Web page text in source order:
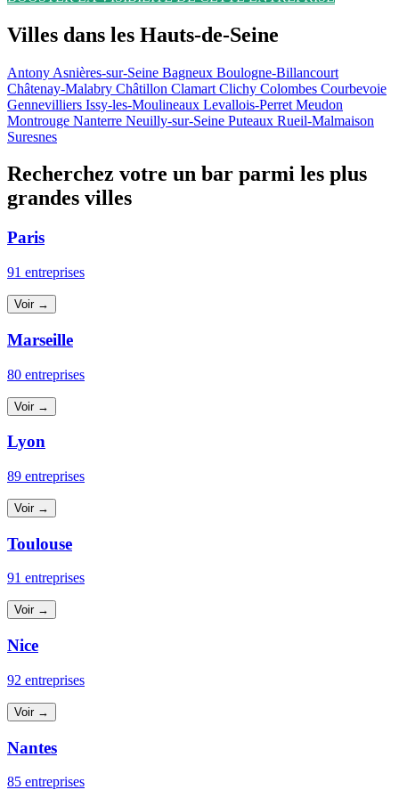
Villes dans les Hauts-de-Seine
Antony Asnières-sur-Seine Bagneux Boulogne-Billancourt
Châtenay-Malabry Châtillon Clamart Clichy Colombes Courbevoie
Gennevilliers Issy-les-Moulineaux Levallois-Perret Meudon
Montrouge Nanterre Neuilly-sur-Seine Puteaux Rueil-Malmaison
Suresnes
Recherchez votre un bar parmi les plus
grandes villes
Paris
91 entreprises
Voir →
Marseille
80 entreprises
Voir →
Lyon
89 entreprises
Voir →
Toulouse
91 entreprises
Voir →
Nice
92 entreprises
Voir →
Nantes
85 entreprises